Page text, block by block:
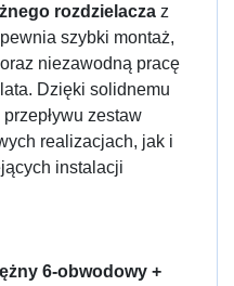
rozdzielacza z
szybki montaż,
niezawodną pracę
Dzięki solidnemu
zestaw
realizacjach, jak i
instalacji
6-obwodowy +